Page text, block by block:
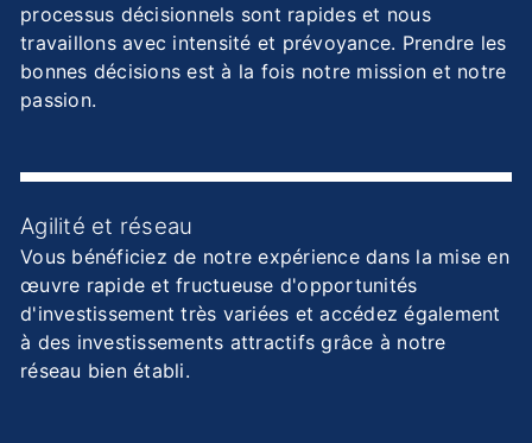
processus décisionnels sont rapides et nous
travaillons avec intensité et prévoyance. Prendre les
bonnes décisions est à la fois notre mission et notre
passion.
Agilité et réseau
Vous bénéficiez de notre expérience dans la mise en
œuvre rapide et fructueuse d'opportunités
d'investissement très variées et accédez également
à des investissements attractifs grâce à notre
réseau bien établi.